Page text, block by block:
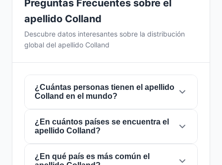
Preguntas Frecuentes sobre el
apellido Colland
Descubre datos interesantes sobre la distribución
global del apellido Colland
¿Cuántas personas tienen el apellido
Colland en el mundo?
Actualmente hay aproximadamente172
personascon el apellido
mundo. Esto significa que aproximadamente 1
de cada46,511,628 personasen el mundo
¿En cuántos países se encuentra el
apellido Colland?
El apellidoColland está presente en
¿En qué país es más común el